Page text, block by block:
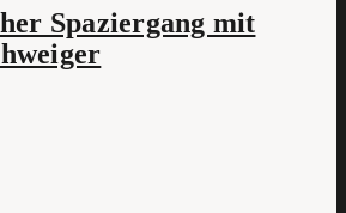
Spaziergang mit